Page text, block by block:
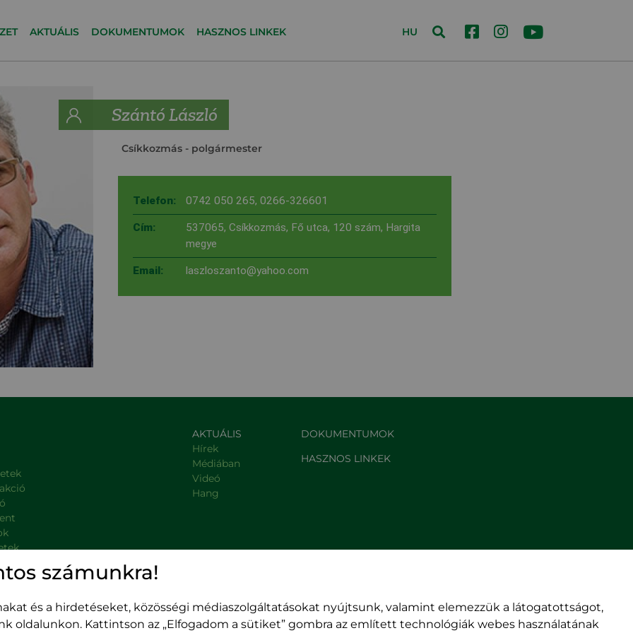
AKTUÁLIS DOKUMENTUMOK HASZNOS LINKEK HU
Szántó László
Csíkkozmás- polgármester
Telefon: 0742 050 265,0266-326601
Cím:
537065, Csíkkozmás, Fő utca, 120 szám, Hargita
megye
Email: laszloszanto@yahoo.com
kormányzati intézmények
AKTUÁLIS
Hírek
Médiában
Videó
Hang
DOKUMENTUMOK
HASZNOS LINKEK
számunkra!
és a hirdetéseket, közösségi médiaszolgáltatásokat nyújtsunk, valamint elemezzük a látogatottságot,
oldalunkon. Kattintson az „Elfogadom a sütiket” gombra az említett technológiák webes használatának